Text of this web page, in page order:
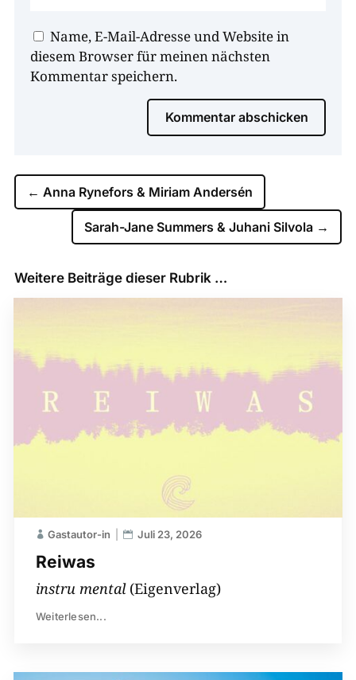
Name, E-Mail-Adresse und Website in
diesem Browser für meinen nächsten
Kommentar speichern.
Kommentar abschicken
← Anna Rynefors & Miriam Andersén
Sarah-Jane Summers & Juhani Silvola →
Weitere Beiträge dieser Rubrik …
Reiwas
Gastautor-in Juli 23, 2026
instru mental(Eigenverlag)
Weiterlesen...